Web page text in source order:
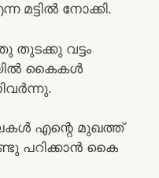
മട്ടിൽ നോക്കി.
തുടക്കു വട്ടം
കൈകൾ
എന്റെ മുഖത്ത്
പറിക്കാൻ കൈ